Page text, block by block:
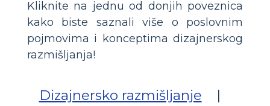
Kliknite na jednu od donjih poveznica
kako biste saznali više o poslovnim
pojmovima i konceptima dizajnerskog
razmišljanja!
Dizajnersko razmišljanje
|